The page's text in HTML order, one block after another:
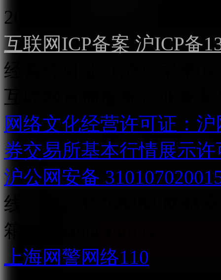
2022）
互联网ICP备案 沪ICP备
经营许可证（沪）字第
互联网直播服务企业备案
网络文化经营许可证：
券交易所基本行情展示许
沪公网安备
线：021-31268888
箱：
上海网警网络110